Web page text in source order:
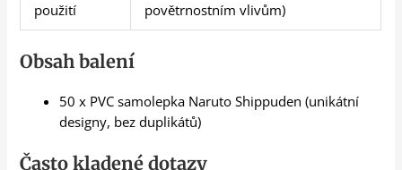
použití
povětrnostním vlivům)
Obsah balení
50 x PVC samolepka Naruto Shippuden (unikátní
designy, bez duplikátů)
Často kladené dotazy